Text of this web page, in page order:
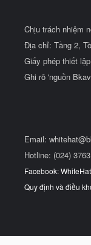
Chịu trách nhiệm
Địa chỉ: Tầng 2,
Giấy phép thiết
Ghi rõ 'nguồn
Email:
Hotline: (024)
Facebook: WhiteHat
Quy định và điều